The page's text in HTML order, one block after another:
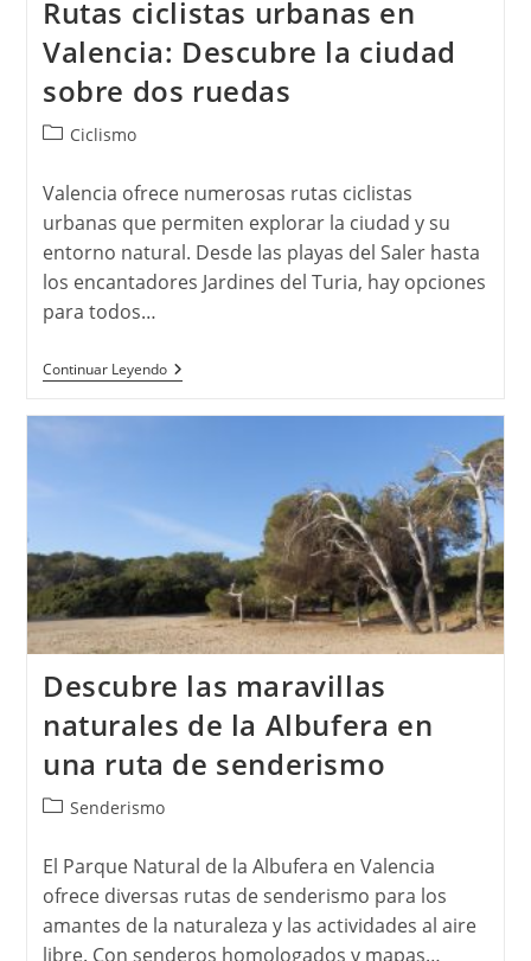
Rutas ciclistas urbanas en
Valencia: Descubre la ciudad
sobre dos ruedas
Categoría
la
entrada:
Ciclismo
Valencia ofrece numerosas rutas ciclistas
urbanas que permiten explorar la ciudad y su
entorno natural. Desde las playas del Saler hasta
los encantadores Jardines del Turia, hay opciones
para todos…
Continuar LeyendoRutas
Ciclistas
Sobre
Ruedas
Descubre las maravillas
naturales de la Albufera en
una ruta de senderismo
Categoría
la
entrada:
Senderismo
El Parque Natural de la Albufera en Valencia
ofrece diversas rutas de senderismo para los
amantes de la naturaleza y las actividades al aire
libre. Con senderos homologados y mapas…